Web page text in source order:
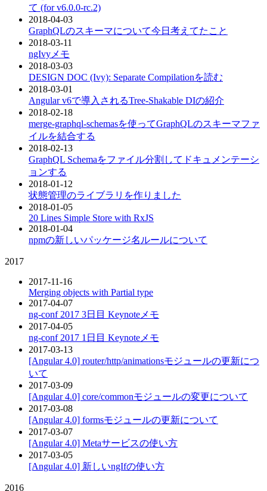
て (for v6.0.0-rc.2)
2018-04-03
GraphQLのスキーマについて今日考えてたこと
2018-03-11
ngIvyメモ
2018-03-03
DESIGN DOC (Ivy): Separate Compilationを読む
2018-03-01
Angular v6で導入されるTree-Shakable DIの紹介
2018-02-18
merge-graphql-schemasを使ってGraphQLのスキーマファ
イルを結合する
2018-02-13
GraphQL Schemaをファイル分割してドキュメンテーシ
ョンする
2018-01-12
状態管理のライブラリを作りました
2018-01-05
20 Lines Simple Store with RxJS
2018-01-04
npmの新しいパッケージ名ルールについて
2017
2017-11-16
Merging objects with Partial type
2017-04-07
ng-conf 2017 3日目 Keynoteメモ
2017-04-05
ng-conf 2017 1日目 Keynoteメモ
2017-03-13
[Angular 4.0] router/http/animationsモジュールの更新につ
いて
2017-03-09
[Angular 4.0] core/commonモジュールの変更について
2017-03-08
[Angular 4.0] formsモジュールの更新について
2017-03-07
[Angular 4.0] Metaサービスの使い方
2017-03-05
[Angular 4.0] 新しいngIfの使い方
2016